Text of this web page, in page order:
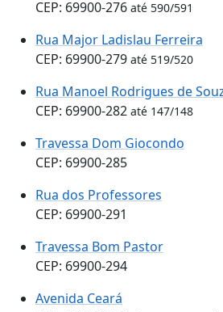
CEP: 69900-276 até 590/591
Rua Major Ladislau Ferreira
CEP: 69900-279 até 519/520
Rua Manoel Rodrigues de
CEP: 69900-282 até 147/148
Travessa Dom Giocondo
CEP: 69900-285
Rua dos Professores
CEP: 69900-291
Travessa Bom Pastor
CEP: 69900-294
Avenida Ceará